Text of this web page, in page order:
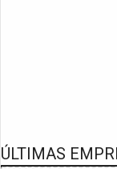
ÚLTIMAS